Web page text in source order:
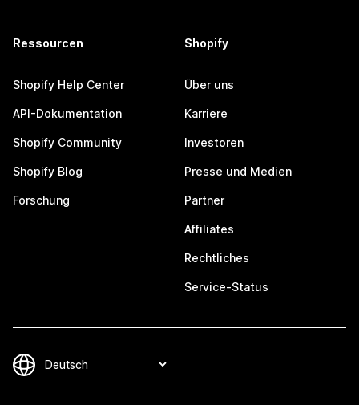
Ressourcen
Shopify Help Center
API-Dokumentation
Shopify Community
Shopify Blog
Forschung
Shopify
Über uns
Karriere
Investoren
Presse und Medien
Partner
Affiliates
Rechtliches
Service-Status